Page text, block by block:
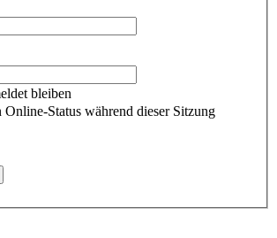
bleiben
Online-Status während dieser Sitzung